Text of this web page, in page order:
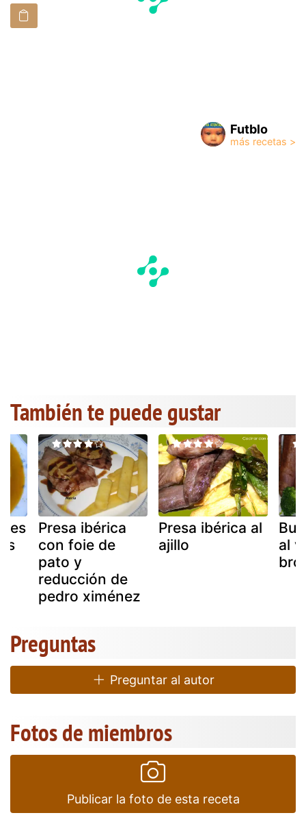
Futblo
También te puede gustar
Presa ibérica
con foie de
pato y
reducción de
pedro ximénez
Presa ibérica al
ajillo
al
Preguntas
Preguntar al autor
Fotos de miembros
Publicar la foto de esta receta